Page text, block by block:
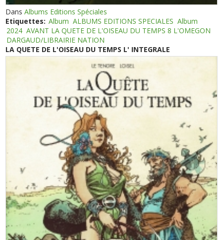
DansAlbums Editions Spéciales
Etiquettes: Album ALBUMS EDITIONS SPECIALES Album
2024 AVANT LA QUETE DE L'OISEAU DU TEMPS 8 L'OMEGON
DARGAUD/LIBRAIRIE NATION
LA QUETE DE L'OISEAU DU TEMPS L' INTEGRALE